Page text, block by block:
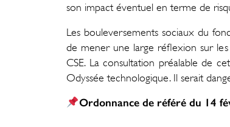
son impact éventuel en terme de
Les bouleversements sociaux du
de mener une large réflexion sur
CSE. La consultation préalable de
Odyssée technologique. Il serait
Ordonnance de référé du 14